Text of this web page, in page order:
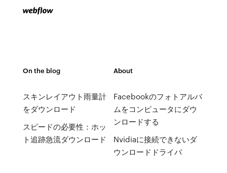
On the blog
スキンレイアウト雨量計
をダウンロード
スピードの必要性：ホッ
ト追跡急流ダウンロード
About
Facebookのフォトアルバ
ムをコンピュータにダウ
ンロードする
Nvidiaに接続できないダ
ウンロードドライバ